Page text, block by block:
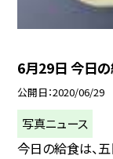
6月29日 今日
公開日 2020/06/29
写真ニュース
今日の給食は、